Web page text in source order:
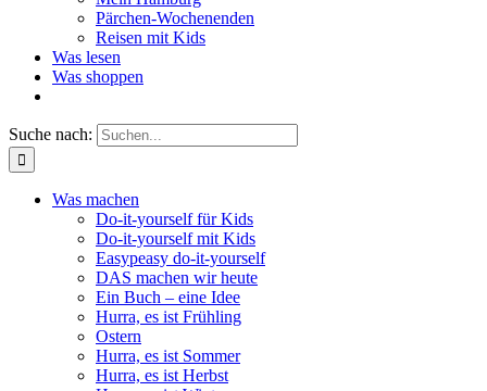
Pärchen-Wochenenden
Reisen mit Kids
Was lesen
Was shoppen
Suche nach:
Was machen
Do-it-yourself für Kids
Do-it-yourself mit Kids
Easypeasy do-it-yourself
DAS machen wir heute
Ein Buch – eine Idee
Hurra, es ist Frühling
Ostern
Hurra, es ist Sommer
Hurra, es ist Herbst